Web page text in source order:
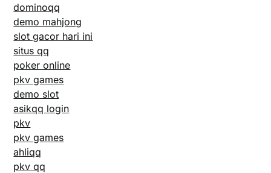
dominoqq
demo mahjong
slot gacor hari ini
situs qq
poker online
pkv games
demo slot
asikqq login
pkv
pkv games
ahliqq
pkv qq